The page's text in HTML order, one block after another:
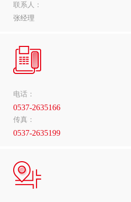
联系人：
张经理
电话：
0537-2635166
传真：
0537-2635199